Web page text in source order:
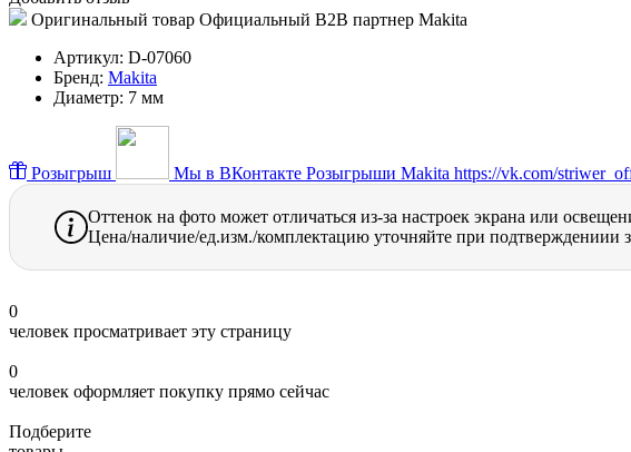
Оригинальный товар Официальный B2B партнер Makita
Артикул: D-07060
Бренд: Makita
Диаметр: 7 мм
Розыгрыш Мы в ВКонтакте Розыгрыши Makita https://vk.com/
Оттенок на фото может отличаться из-за настроек экрана или
Цена/наличие/ед.изм./комплектацию уточняйте при подтверждениии
0
человек просматривает эту страницу
0
человек оформляет покупку прямо сейчас
Подберите